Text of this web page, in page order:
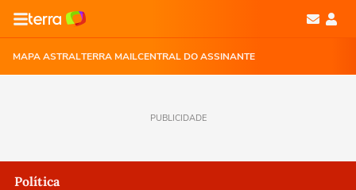
MAPA ASTRALTERRA MAILCENTRAL DO ASSINANTE
PUBLICIDADE
Política